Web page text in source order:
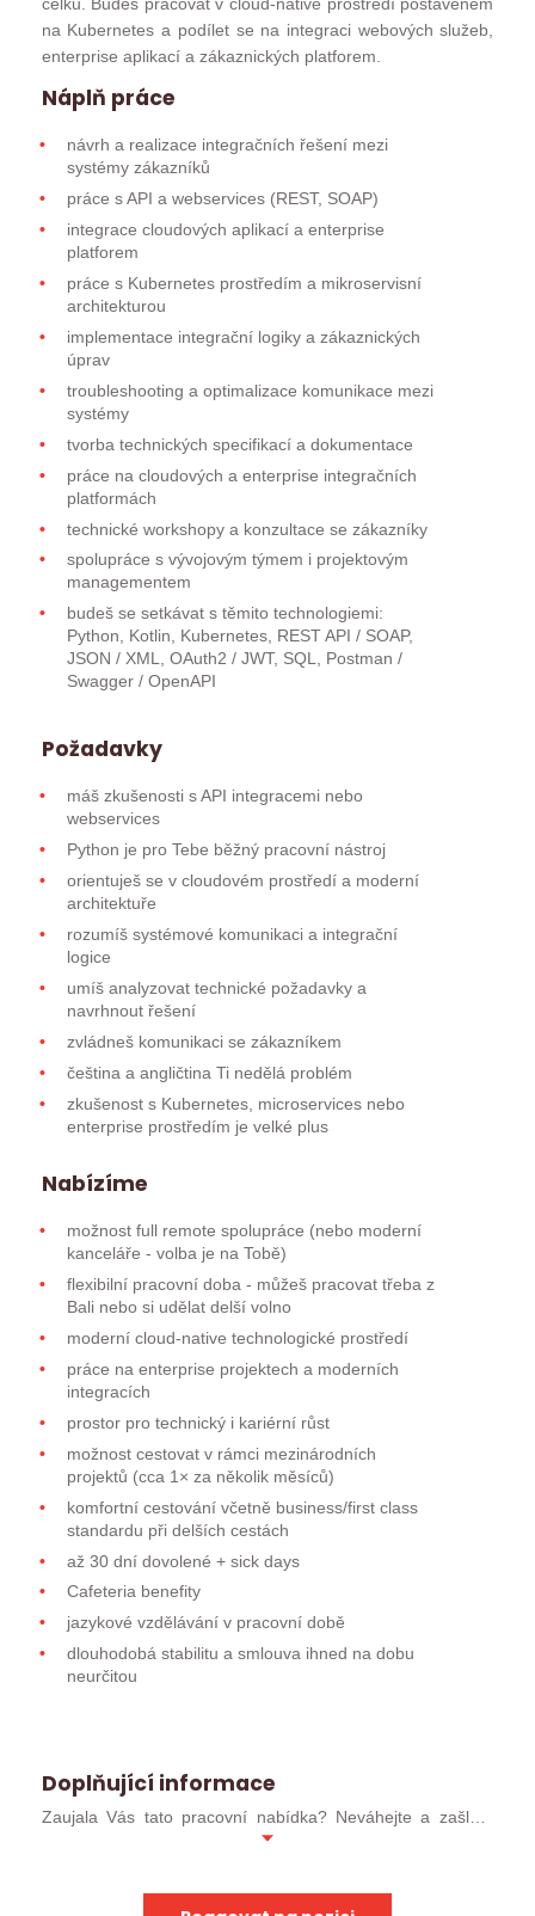
na Kubernetes a podílet se na integraci webových služeb,
enterprise aplikací a zákaznických platforem.
Náplň práce
návrh a realizace integračních řešení mezi
systémy zákazníků
práce s API a webservices (REST, SOAP)
integrace cloudových aplikací a enterprise
platforem
práce s Kubernetes prostředím a mikroservisní
architekturou
implementace integrační logiky a zákaznických
úprav
troubleshooting a optimalizace komunikace mezi
systémy
tvorba technických specifikací a dokumentace
práce na cloudových a enterprise integračních
platformách
technické workshopy a konzultace se zákazníky
spolupráce s vývojovým týmem i projektovým
managementem
budeš se setkávat s těmito technologiemi:
Python, Kotlin, Kubernetes, REST API / SOAP,
JSON / XML, OAuth2 / JWT, SQL, Postman /
Swagger / OpenAPI
Požadavky
máš zkušenosti s API integracemi nebo
webservices
Python je pro Tebe běžný pracovní nástroj
orientuješ se v cloudovém prostředí a moderní
architektuře
rozumíš systémové komunikaci a integrační
logice
umíš analyzovat technické požadavky a
navrhnout řešení
zvládneš komunikaci se zákazníkem
čeština a angličtina Ti nedělá problém
zkušenost s Kubernetes, microservices nebo
enterprise prostředím je velké plus
Nabízíme
možnost full remote spolupráce (nebo moderní
kanceláře - volba je na Tobě)
flexibilní pracovní doba - můžeš pracovat třeba z
Bali nebo si udělat delší volno
moderní cloud-native technologické prostředí
práce na enterprise projektech a moderních
integracích
prostor pro technický i kariérní růst
možnost cestovat v rámci mezinárodních
projektů (cca 1× za několik měsíců)
komfortní cestování včetně business/first class
standardu při delších cestách
až 30 dní dovolené + sick days
Cafeteria benefity
jazykové vzdělávání v pracovní době
dlouhodobá stabilitu a smlouva ihned na dobu
neurčitou
Doplňující informace
Zaujala Vás tato pracovní nabídka? Neváhejte a zašlete
svůj profesní životopis ve formátu MS WORD (ideálně
kontaktovat přímo svého konzultanta.